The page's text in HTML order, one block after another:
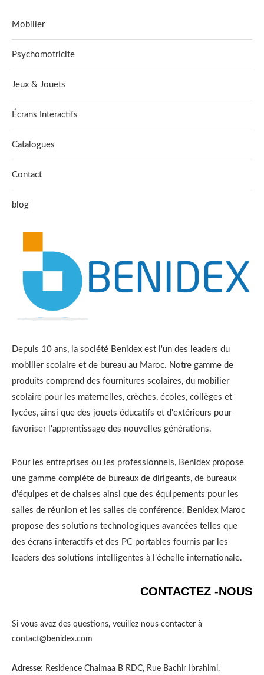
Mobilier
Psychomotricite
Jeux & Jouets
Écrans Interactifs
Catalogues
Contact
blog
Depuis 10 ans, la société Benidex est l'un des leaders du
mobilier scolaire et de bureau au Maroc. Notre gamme de
produits comprend des fournitures scolaires, du mobilier
scolaire pour les maternelles, crèches, écoles, collèges et
lycées, ainsi que des jouets éducatifs et d'extérieurs pour
favoriser l'apprentissage des nouvelles générations.
Pour les entreprises ou les professionnels, Benidex propose
une gamme complète de bureaux de dirigeants, de bureaux
d'équipes et de chaises ainsi que des équipements pour les
salles de réunion et les salles de conférence. Benidex Maroc
propose des solutions technologiques avancées telles que
des écrans interactifs et des PC portables fournis par les
leaders des solutions intelligentes à l'échelle internationale.
CONTACTEZ -NOUS
Si vous avez des questions, veuillez nous contacter à
contact@benidex.com
Adresse: Residence Chaimaa B RDC, Rue Bachir Ibrahimi,